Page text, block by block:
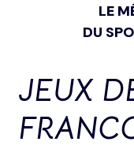
LE
DU
JEUX